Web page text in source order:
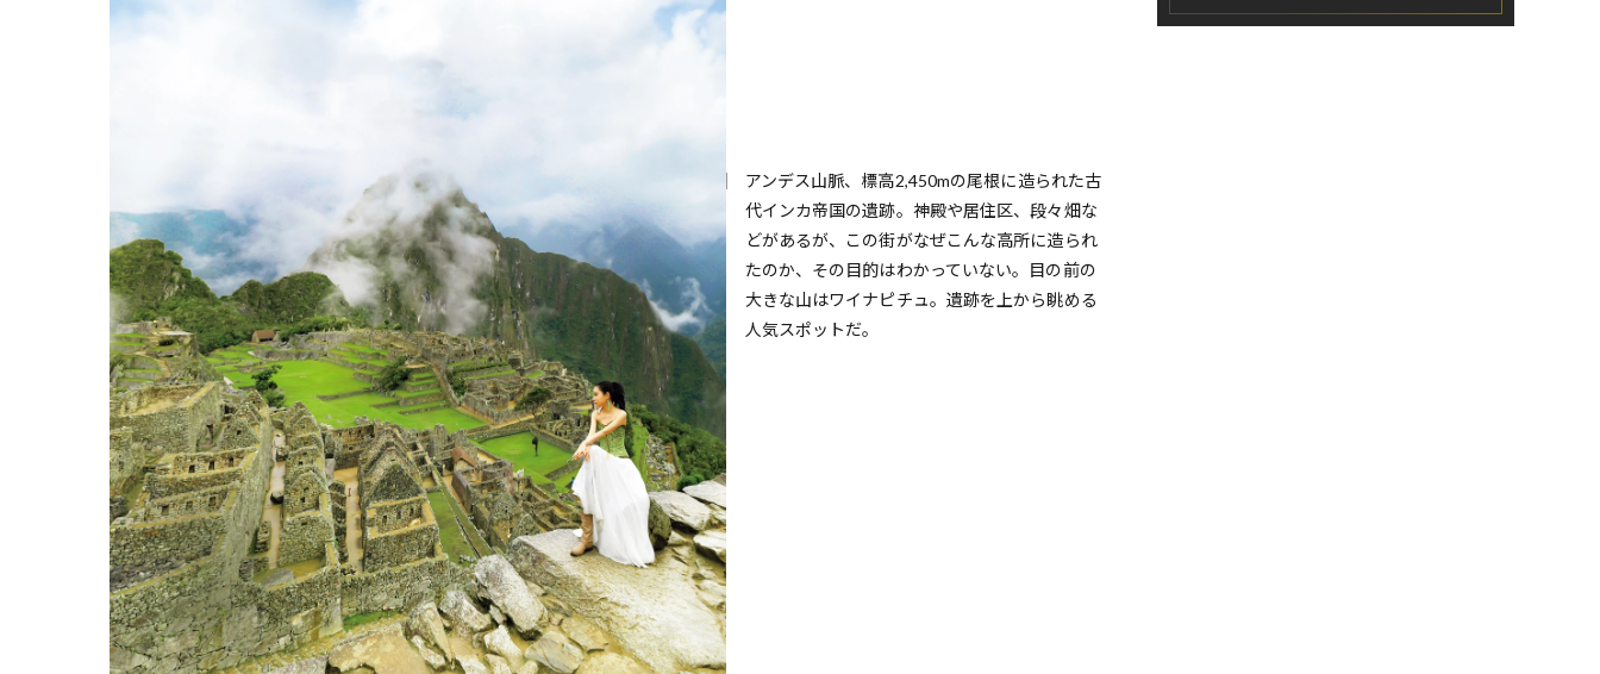
アンデス山脈、標高2,450mの尾根に造られた古
代インカ帝国の遺跡。神殿や居住区、段々畑な
どがあるが、この街がなぜこんな高所に造られ
たのか、その目的はわかっていない。目の前の
大きな山はワイナピチュ。遺跡を上から眺める
人気スポットだ。